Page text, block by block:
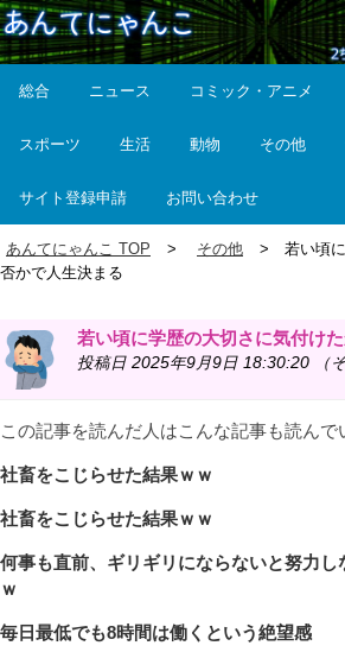
総合 ニュース コミック・アニメ
スポーツ 生活 動物 その他
サイト登録申請 お問い合わせ
あんてにゃんこ TOP その他
若い頃
否かで人生決まる
若い頃に学歴の大切さに気付け
投稿日 2025年9月9日 18:30:20 （そ
この記事を読んだ人はこんな記事も読んで
社畜をこじらせた結果ｗｗ
社畜をこじらせた結果ｗｗ
何事も直前、ギリギリにならないと努力し
ｗ
毎日最低でも8時間は働くという絶望感